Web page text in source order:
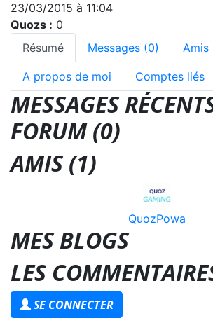
23/03/2015 à 11:04
Quozs : 0
Résumé
Messages (0) Amis
A propos de moi Comptes liés
MESSAGES
FORUM (0)
AMIS (1)
QuozPowa
MES BLOGS
LES
SE CONNECTER